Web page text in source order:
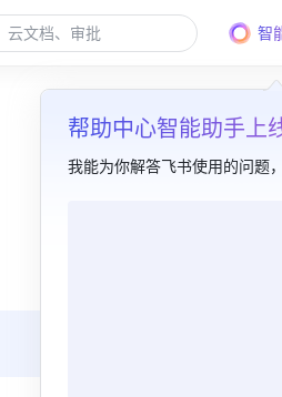
智
帮助中心智能助手上
我能为你解答飞书使用的问题